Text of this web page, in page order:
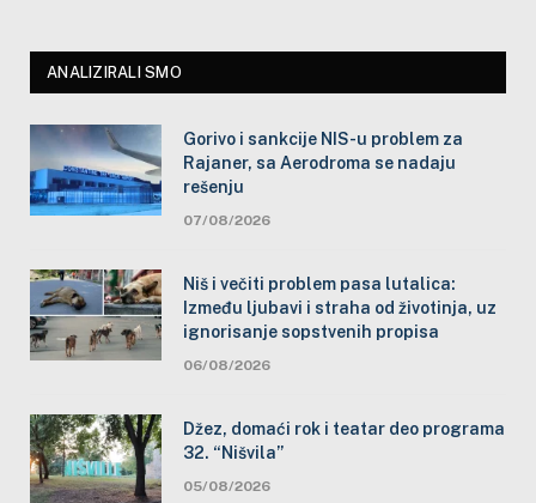
ANALIZIRALI SMO
Gorivo i sankcije NIS-u problem za
Rajaner, sa Aerodroma se nadaju
rešenju
07/08/2026
Niš i večiti problem pasa lutalica:
Između ljubavi i straha od životinja, uz
ignorisanje sopstvenih propisa
06/08/2026
Džez, domaći rok i teatar deo programa
32. “Nišvila”
05/08/2026